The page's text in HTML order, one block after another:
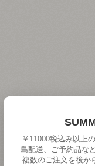
￥11000税込み以上
島配送、ご予約品な
複数のご注文を後か